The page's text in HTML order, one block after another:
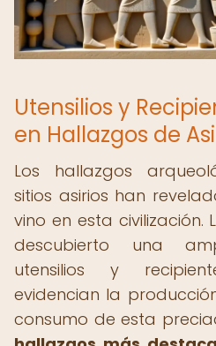
Utensilios y
en Hallazgos de
Los hallazgos
sitios asirios han
vino en esta civilización.
descubierto una
utensilios y
evidencian la
consumo de esta